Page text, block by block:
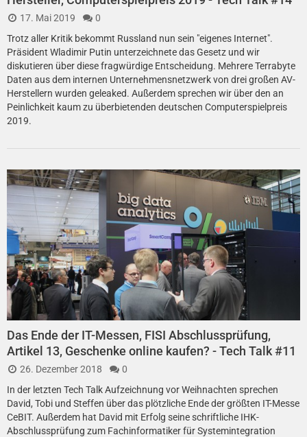
17. Mai 2019
0
Trotz aller Kritik bekommt Russland nun sein "eigenes Internet".
Präsident Wladimir Putin unterzeichnete das Gesetz und wir
diskutieren über diese fragwürdige Entscheidung. Mehrere Terrabyte
Daten aus dem internen Unternehmensnetzwerk von drei großen AV-
Herstellern wurden geleaked. Außerdem sprechen wir über den an
Peinlichkeit kaum zu überbietenden deutschen Computerspielpreis
2019.
Das Ende der IT-Messen, FISI Abschlussprüfung,
Artikel 13, Geschenke online kaufen? - Tech Talk #11
26. Dezember 2018
0
In der letzten Tech Talk Aufzeichnung vor Weihnachten sprechen
David, Tobi und Steffen über das plötzliche Ende der größten IT-Messe
CeBIT. Außerdem hat David mit Erfolg seine schriftliche IHK-
Abschlussprüfung zum Fachinformatiker für Systemintegration